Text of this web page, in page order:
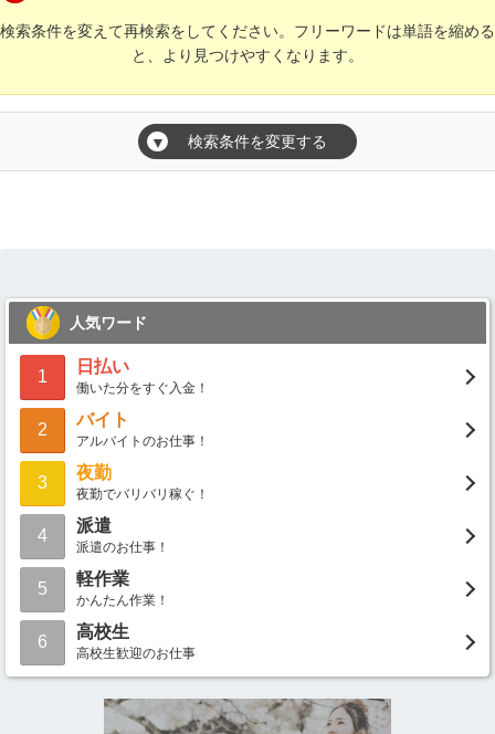
検索条件を変えて再検索をしてください。フリーワードは単語を縮める
と、より見つけやすくなります。
▼ 検索条件を変更する
人気ワード
1
日払い
働いた分をすぐ入金！
2
バイト
アルバイトのお仕事！
3
夜勤
夜勤でバリバリ稼ぐ！
4
派遣
派遣のお仕事！
5
軽作業
かんたん作業！
6
高校生
高校生歓迎のお仕事